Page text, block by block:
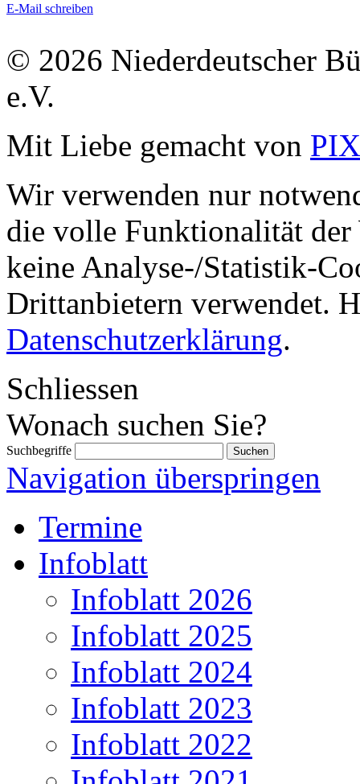
E-Mail schreiben
© 2026 Niederdeutscher
e.V.
Mit Liebe gemacht von
Wir verwenden nur
die volle Funktionalität der
keine Analyse-/Statistik-
Drittanbietern verwendet.
Datenschutzerklärung.
Schliessen
Wonach suchen Sie?
Suchbegriffe
Navigation überspringen
Termine
Infoblatt
Infoblatt 2026
Infoblatt 2025
Infoblatt 2024
Infoblatt 2023
Infoblatt 2022